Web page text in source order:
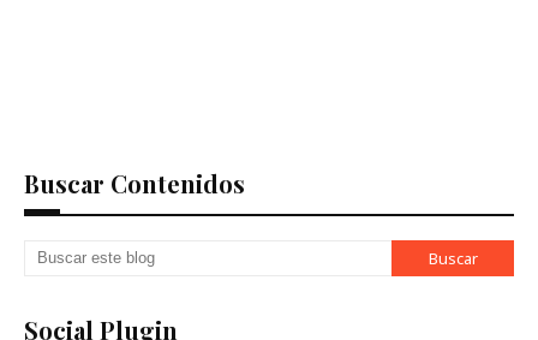
Buscar Contenidos
Social Plugin